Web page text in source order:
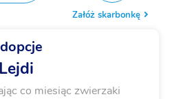
Załóż skarbonkę
Lejdi
co miesiąc zwierzaki